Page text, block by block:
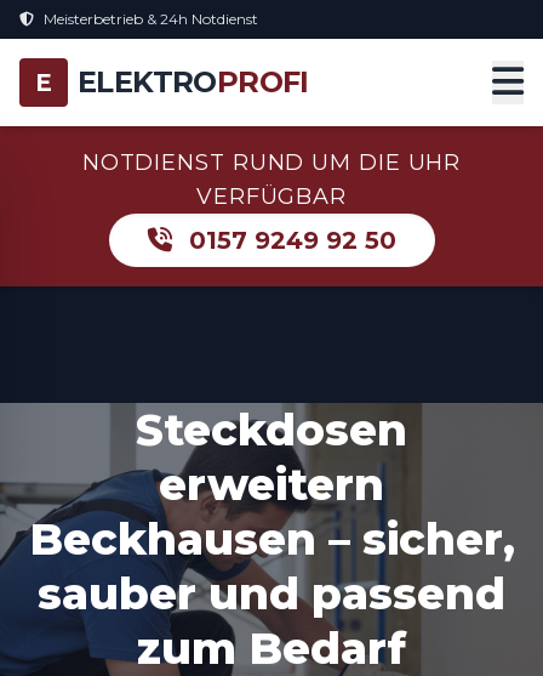
Meisterbetrieb & 24h Notdienst
E ELEKTROPROFI
NOTDIENST RUND UM DIE UHR
VERFÜGBAR
0157 9249 92 50
Steckdosen
erweitern
Beckhausen – sicher,
sauber und passend
zum Bedarf